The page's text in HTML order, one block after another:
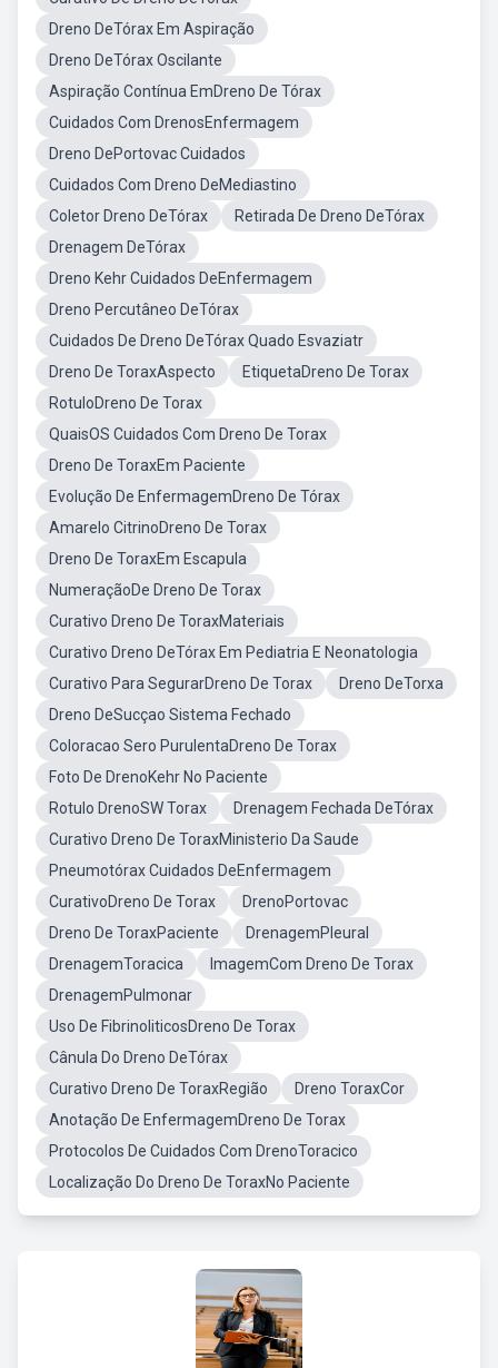
Dreno DeTórax Em Aspiração
Dreno DeTórax Oscilante
Aspiração Contínua EmDreno De Tórax
Cuidados Com DrenosEnfermagem
Dreno DePortovac Cuidados
Cuidados Com Dreno DeMediastino
Coletor Dreno DeTórax
Retirada De Dreno DeTórax
Drenagem DeTórax
Dreno Kehr Cuidados DeEnfermagem
Dreno Percutâneo DeTórax
Cuidados De Dreno DeTórax Quado Esvaziatr
Dreno De ToraxAspecto
EtiquetaDreno De Torax
RotuloDreno De Torax
QuaisOS Cuidados Com Dreno De Torax
Dreno De ToraxEm Paciente
Evolução De EnfermagemDreno De Tórax
Amarelo CitrinoDreno De Torax
Dreno De ToraxEm Escapula
NumeraçãoDe Dreno De Torax
Curativo Dreno De ToraxMateriais
Curativo Dreno DeTórax Em Pediatria E Neonatologia
Curativo Para SegurarDreno De Torax
Dreno DeTorxa
Dreno DeSucçao Sistema Fechado
Coloracao Sero PurulentaDreno De Torax
Foto De DrenoKehr No Paciente
Rotulo DrenoSW Torax
Drenagem Fechada DeTórax
Curativo Dreno De ToraxMinisterio Da Saude
Pneumotórax Cuidados DeEnfermagem
CurativoDreno De Torax
DrenoPortovac
Dreno De ToraxPaciente
DrenagemPleural
DrenagemToracica
ImagemCom Dreno De Torax
DrenagemPulmonar
Uso De FibrinoliticosDreno De Torax
Cânula Do Dreno DeTórax
Curativo Dreno De ToraxRegião
Dreno ToraxCor
Anotação De EnfermagemDreno De Torax
Protocolos De Cuidados Com DrenoToracico
Localização Do Dreno De ToraxNo Paciente